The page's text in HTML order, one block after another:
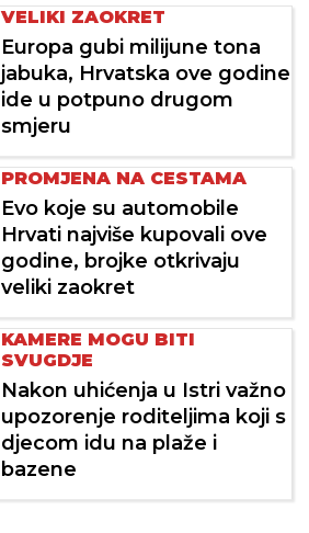
VELIKI ZAOKRET
Europa gubi milijune tona
jabuka, Hrvatska ove godine
ide u potpuno drugom
smjeru
PROMJENA NA CESTAMA
Evo koje su automobile
Hrvati najviše kupovali ove
godine, brojke otkrivaju
veliki zaokret
KAMERE MOGU BITI
SVUGDJE
Nakon uhićenja u Istri važno
upozorenje roditeljima koji s
djecom idu na plaže i
bazene